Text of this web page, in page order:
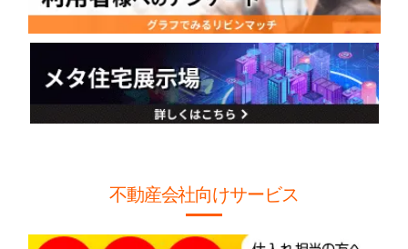
不動産会社向けサービス